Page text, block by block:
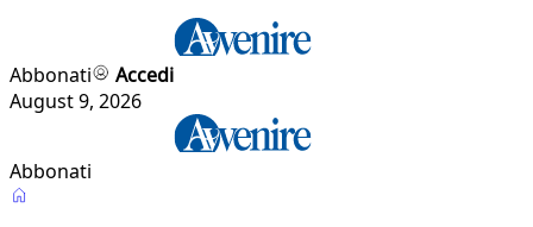
Abbonati
Accedi
August 9, 2026
Abbonati